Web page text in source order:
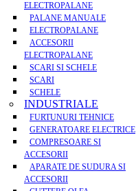
ELECTROPALANE
PALANE MANUALE
ELECTROPALANE
ACCESORII
ELECTROPALANE
SCARI SI SCHELE
SCARI
SCHELE
INDUSTRIALE
FURTUNURI TEHNICE
GENERATOARE ELECTRICE
COMPRESOARE SI
ACCESORII
APARATE DE SUDURA SI
ACCESORII